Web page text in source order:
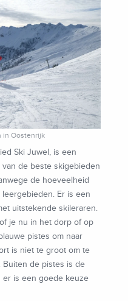
in Oostenrijk
Ski Juwel, is een
de beste skigebieden
de hoeveelheid
Er is een
uitstekende skileraren.
je nu in het dorp of op
pistes om naar
is niet te groot om te
Buiten de pistes is de
er is een goede keuze